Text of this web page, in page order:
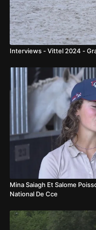
Interviews - Vittel 2024 -
Mina Saiagh Et Salome
National De Cce